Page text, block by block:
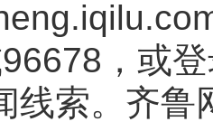
，或
线索。齐鲁